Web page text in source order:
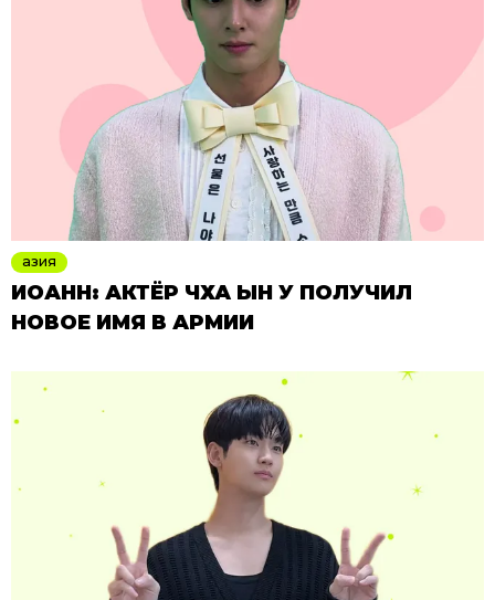
азия
ИОАНН: АКТЁР ЧХА ЫН У ПОЛУЧИЛ
НОВОЕ ИМЯ В АРМИИ